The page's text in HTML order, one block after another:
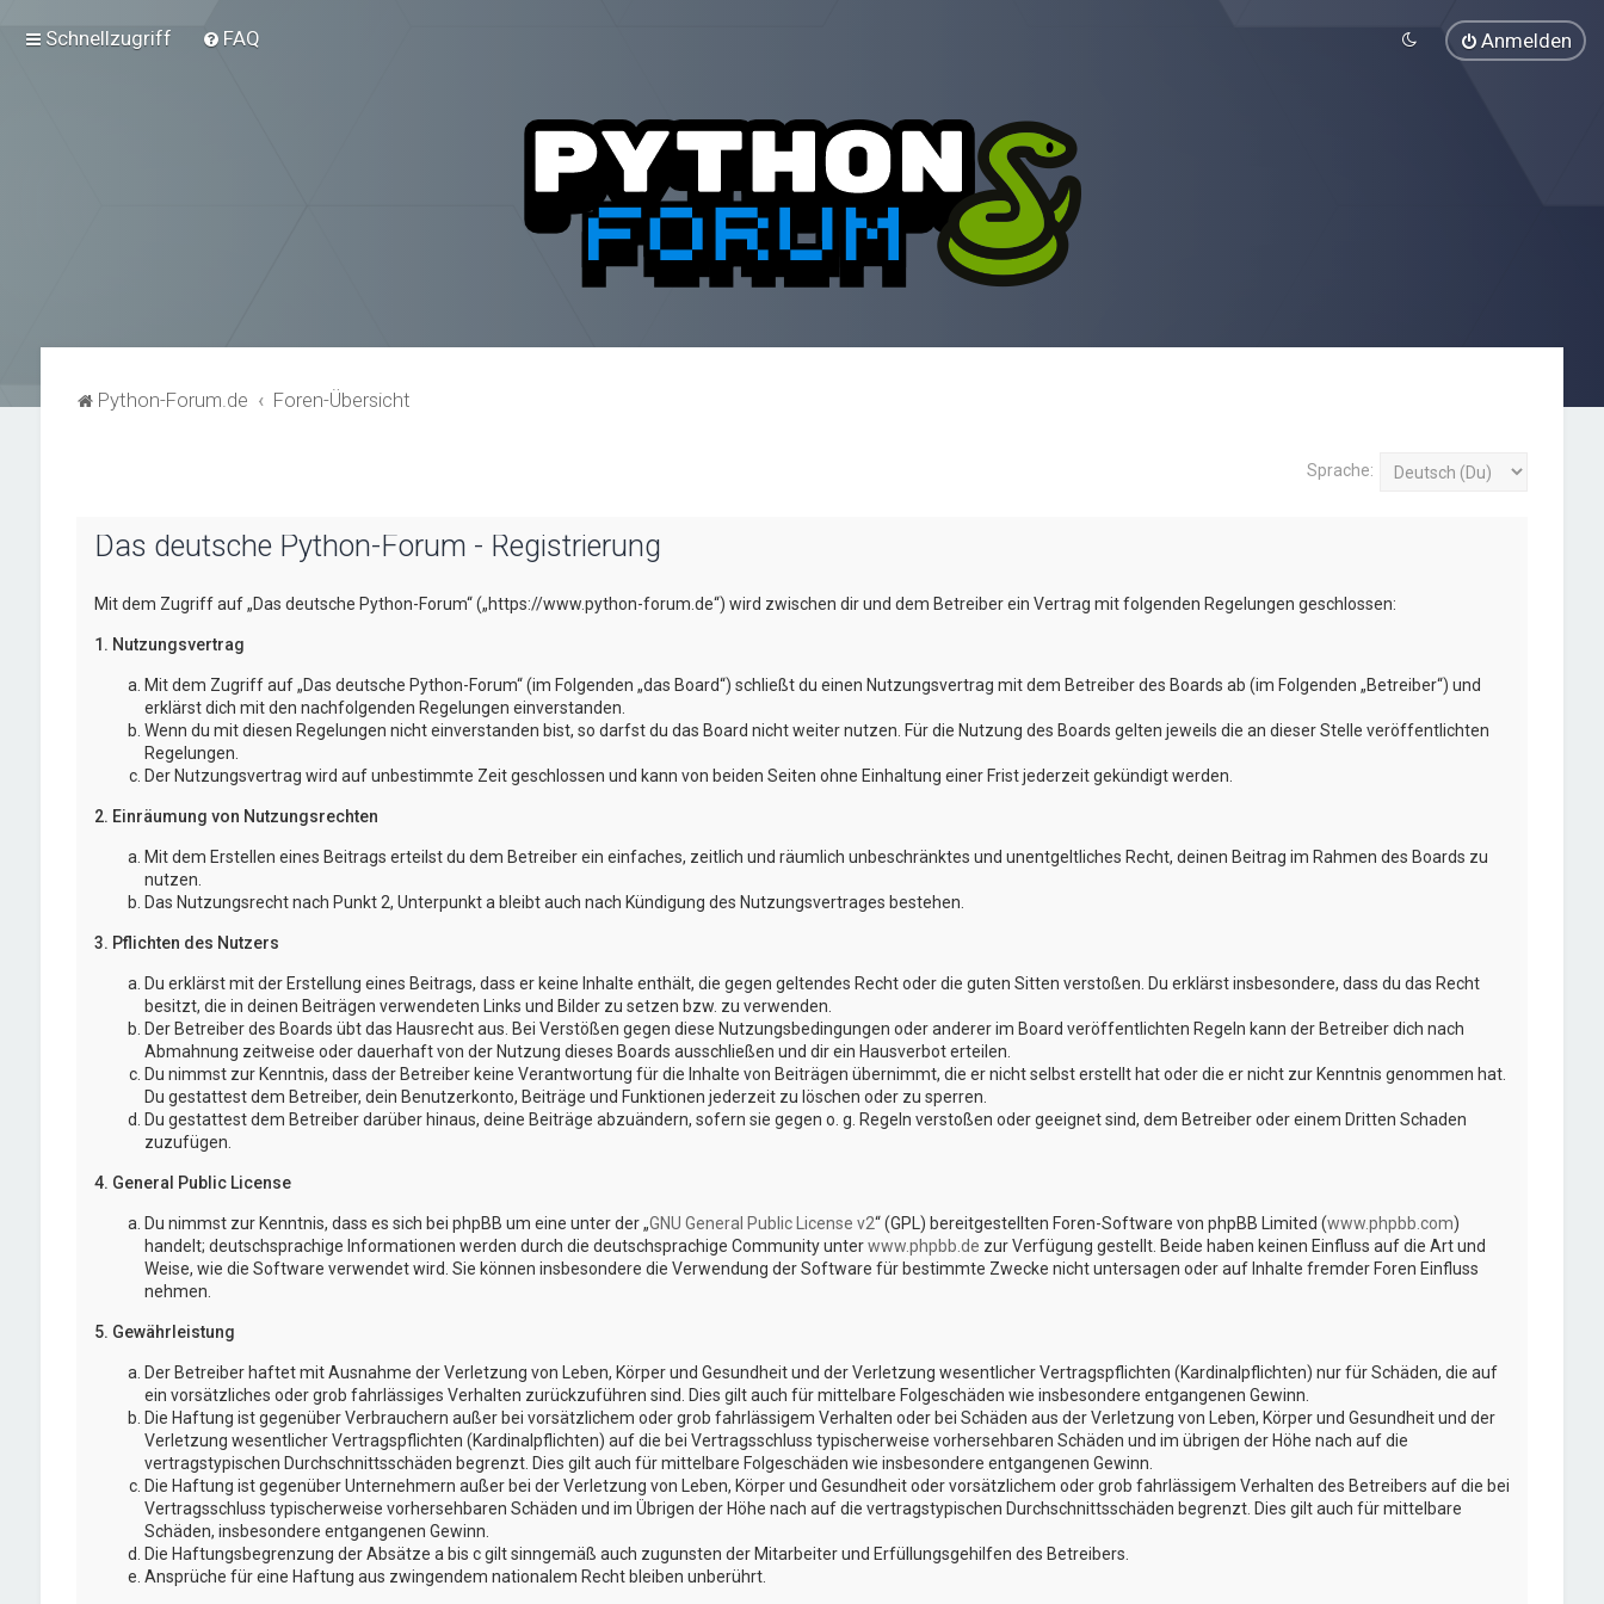
Schnellzugriff FAQ Anmelden
Python-Forum.de Foren-Übersicht
Sprache:
Das deutsche Python-Forum - Registrierung
Mit dem Zugriff auf „Das deutsche Python-Forum“ („https://www.python-forum.de“) wird zwischen dir und dem Betreiber ein Vertrag mit folgenden Regelungen geschlossen:
1. Nutzungsvertrag
Mit dem Zugriff auf „Das deutsche Python-Forum“ (im Folgenden „das Board“) schließt du einen Nutzungsvertrag mit dem Betreiber des Boards ab (im Folgenden „Betreiber“) und
erklärst dich mit den nachfolgenden Regelungen einverstanden.
Wenn du mit diesen Regelungen nicht einverstanden bist, so darfst du das Board nicht weiter nutzen. Für die Nutzung des Boards gelten jeweils die an dieser Stelle veröffentlichten
Regelungen.
Der Nutzungsvertrag wird auf unbestimmte Zeit geschlossen und kann von beiden Seiten ohne Einhaltung einer Frist jederzeit gekündigt werden.
2. Einräumung von Nutzungsrechten
Mit dem Erstellen eines Beitrags erteilst du dem Betreiber ein einfaches, zeitlich und räumlich unbeschränktes und unentgeltliches Recht, deinen Beitrag im Rahmen des Boards zu
nutzen.
Das Nutzungsrecht nach Punkt 2, Unterpunkt a bleibt auch nach Kündigung des Nutzungsvertrages bestehen.
3. Pflichten des Nutzers
Du erklärst mit der Erstellung eines Beitrags, dass er keine Inhalte enthält, die gegen geltendes Recht oder die guten Sitten verstoßen. Du erklärst insbesondere, dass du das Recht
besitzt, die in deinen Beiträgen verwendeten Links und Bilder zu setzen bzw. zu verwenden.
Der Betreiber des Boards übt das Hausrecht aus. Bei Verstößen gegen diese Nutzungsbedingungen oder anderer im Board veröffentlichten Regeln kann der Betreiber dich nach
Abmahnung zeitweise oder dauerhaft von der Nutzung dieses Boards ausschließen und dir ein Hausverbot erteilen.
Du nimmst zur Kenntnis, dass der Betreiber keine Verantwortung für die Inhalte von Beiträgen übernimmt, die er nicht selbst erstellt hat oder die er nicht zur Kenntnis genommen hat.
Du gestattest dem Betreiber, dein Benutzerkonto, Beiträge und Funktionen jederzeit zu löschen oder zu sperren.
Du gestattest dem Betreiber darüber hinaus, deine Beiträge abzuändern, sofern sie gegen o. g. Regeln verstoßen oder geeignet sind, dem Betreiber oder einem Dritten Schaden
zuzufügen.
4. General Public License
Du nimmst zur Kenntnis, dass es sich bei phpBB um eine unter der „GNU General Public License v2“ (GPL) bereitgestellten Foren-Software von phpBB Limited (www.phpbb.com)
handelt; deutschsprachige Informationen werden durch die deutschsprachige Community unterwww.phpbb.de zur Verfügung gestellt. Beide haben keinen Einfluss auf die Art und
Weise, wie die Software verwendet wird. Sie können insbesondere die Verwendung der Software für bestimmte Zwecke nicht untersagen oder auf Inhalte fremder Foren Einfluss
nehmen.
5. Gewährleistung
Der Betreiber haftet mit Ausnahme der Verletzung von Leben, Körper und Gesundheit und der Verletzung wesentlicher Vertragspflichten (Kardinalpflichten) nur für Schäden, die auf
ein vorsätzliches oder grob fahrlässiges Verhalten zurückzuführen sind. Dies gilt auch für mittelbare Folgeschäden wie insbesondere entgangenen Gewinn.
Die Haftung ist gegenüber Verbrauchern außer bei vorsätzlichem oder grob fahrlässigem Verhalten oder bei Schäden aus der Verletzung von Leben, Körper und Gesundheit und der
Verletzung wesentlicher Vertragspflichten (Kardinalpflichten) auf die bei Vertragsschluss typischerweise vorhersehbaren Schäden und im übrigen der Höhe nach auf die
vertragstypischen Durchschnittsschäden begrenzt. Dies gilt auch für mittelbare Folgeschäden wie insbesondere entgangenen Gewinn.
Die Haftung ist gegenüber Unternehmern außer bei der Verletzung von Leben, Körper und Gesundheit oder vorsätzlichem oder grob fahrlässigem Verhalten des Betreibers auf die bei
Vertragsschluss typischerweise vorhersehbaren Schäden und im Übrigen der Höhe nach auf die vertragstypischen Durchschnittsschäden begrenzt. Dies gilt auch für mittelbare
Schäden, insbesondere entgangenen Gewinn.
Die Haftungsbegrenzung der Absätze a bis c gilt sinngemäß auch zugunsten der Mitarbeiter und Erfüllungsgehilfen des Betreibers.
Ansprüche für eine Haftung aus zwingendem nationalem Recht bleiben unberührt.